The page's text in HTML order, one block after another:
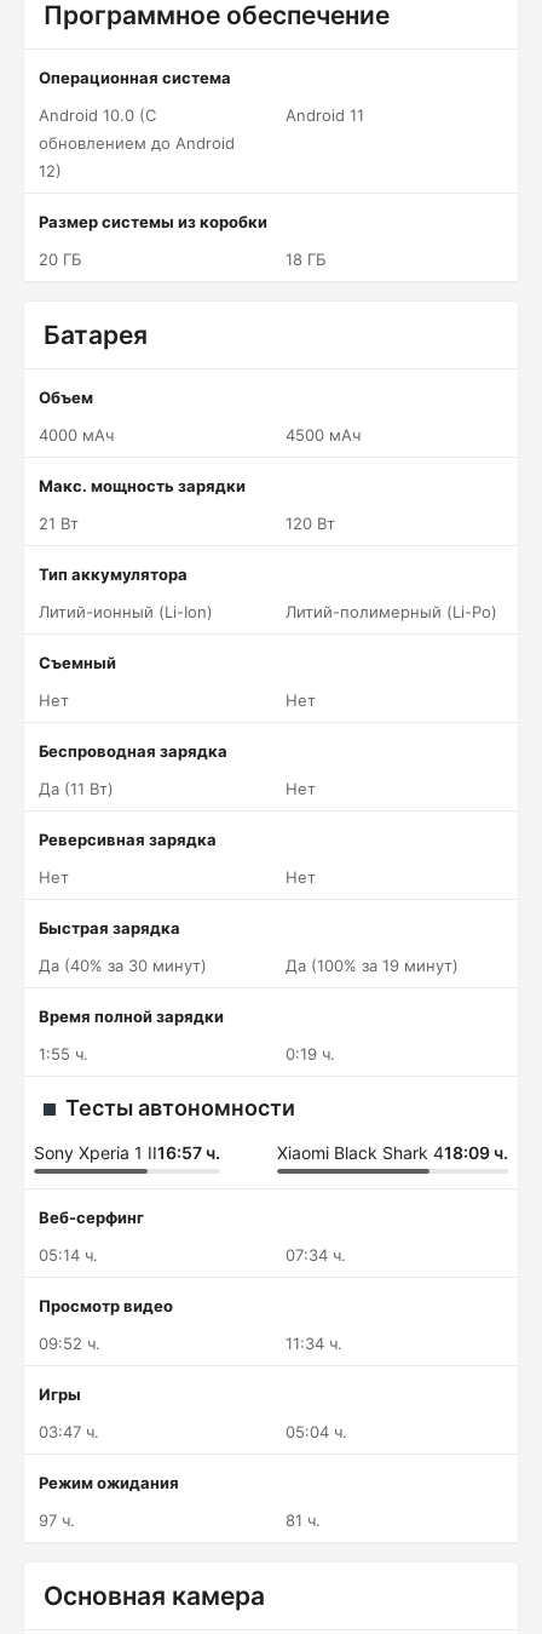
Программное обеспечение
Операционная система
Android 10.0 (С
обновлением до Android
12)
Android 11
Размер системы из коробки
20 ГБ
18 ГБ
Батарея
Объем
4000 мАч
4500 мАч
Макс. мощность зарядки
21 Вт
120 Вт
Тип аккумулятора
Литий-ионный (Li-Ion)
Литий-полимерный (Li-Po)
Съемный
Нет
Нет
Беспроводная зарядка
Да (11 Вт)
Нет
Реверсивная зарядка
Нет
Нет
Быстрая зарядка
Да (40% за 30 минут)
Да (100% за 19 минут)
Время полной зарядки
1:55 ч.
0:19 ч.
Тесты автономности
Sony Xperia 1 II16:57 ч. Xiaomi Black Shark 418:09 ч.
Веб-серфинг
05:14 ч.
07:34 ч.
Просмотр видео
09:52 ч.
11:34 ч.
Игры
03:47 ч.
05:04 ч.
Режим ожидания
97 ч.
81 ч.
Основная камера